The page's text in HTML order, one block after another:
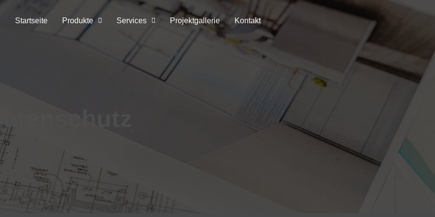
Startseite Produkte Services Projektgallerie Kontakt